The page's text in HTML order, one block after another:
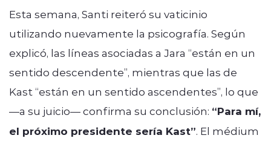
Esta semana, Santi reiteró su vaticinio
utilizando nuevamente la psicografía. Según
explicó, las líneas asociadas a Jara “están en un
sentido descendente”, mientras que las de
Kast “están en un sentido ascendentes”, lo que
—a su juicio— confirma su conclusión: “Para mí,
el próximo presidente sería Kast”. El médium